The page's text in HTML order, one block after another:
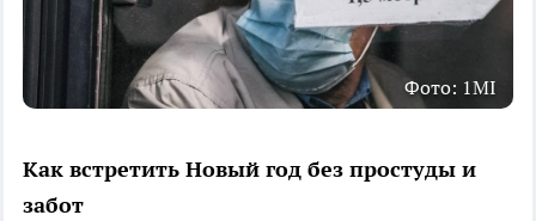
Фото: 1MI
Как встретить Новый год без простуды и
забот